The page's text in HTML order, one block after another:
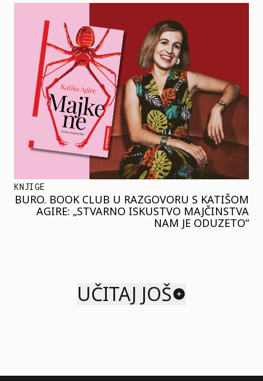
KNJIGE
BURO. BOOK CLUB U RAZGOVORU S KATIŠOM
AGIRE: „STVARNO ISKUSTVO MAJČINSTVA
NAM JE ODUZETO“
UČITAJ JOŠ